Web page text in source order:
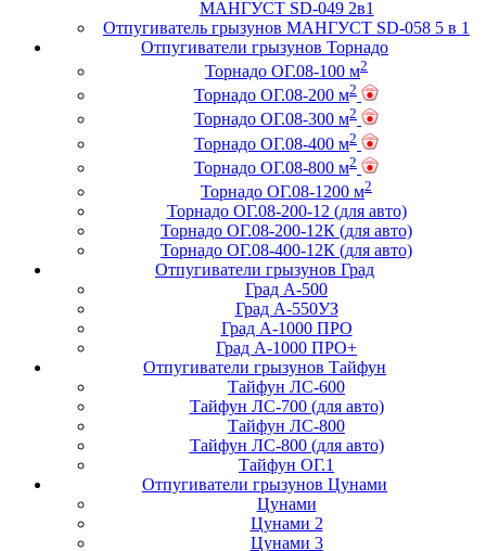
МАНГУСТ SD-049 2в1
Отпугиватель грызунов МАНГУСТ SD-058 5 в 1
Отпугиватели грызунов Торнадо
Торнадо ОГ.08-100 м2
Торнадо ОГ.08-200 м2
Торнадо ОГ.08-300 м2
Торнадо ОГ.08-400 м2
Торнадо ОГ.08-800 м2
Торнадо ОГ.08-1200 м2
Торнадо ОГ.08-200-12 (для авто)
Торнадо ОГ.08-200-12К (для авто)
Торнадо ОГ.08-400-12К (для авто)
Отпугиватели грызунов Град
Град А-500
Град А-550УЗ
Град А-1000 ПРО
Град А-1000 ПРО+
Отпугиватели грызунов Тайфун
Тайфун ЛС-600
Тайфун ЛС-700 (для авто)
Тайфун ЛС-800
Тайфун ЛС-800 (для авто)
Тайфун ОГ.1
Отпугиватели грызунов Цунами
Цунами
Цунами 2
Цунами 3